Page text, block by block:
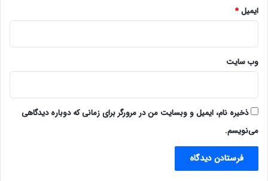
ایمیل*
وب‌ سایت
ذخیره نام، ایمیل و وبسایت من در مرورگر برای زمانی که دوباره دیدگاهی
می‌نویسم.